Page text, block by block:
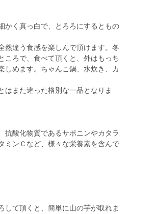
かく真っ白で、とろろにするともの
然違う食感を楽しんで頂けます。冬
ころで、食べて頂くと、外はもっち
しめます。ちゃんこ鍋、水炊き、カ
はまた違った格別な一品となりま
抗酸化物質であるサポニンやカタラ
ミンＣなど、様々な栄養素を含んで
して頂くと、簡単に山の芋が取れま